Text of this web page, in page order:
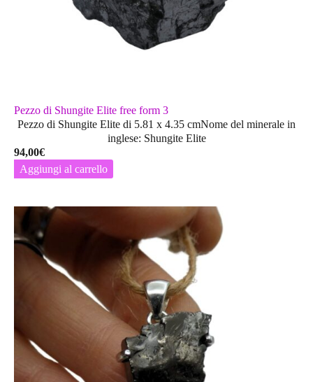
Pezzo di Shungite Elite free form 3
Pezzo di Shungite Elite di 5.81 x 4.35 cmNome del minerale in
inglese: Shungite Elite
94,00€
Aggiungi al carrello